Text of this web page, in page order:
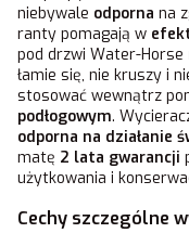
niebywale odporna na
ranty pomagają w
pod drzwi Water-Horse
łamie się, nie kruszy i
stosować wewnątrz
podłogowym.
odporna na działanie
matę 2 lata gwarancji
użytkowania i
Cechy szczególne